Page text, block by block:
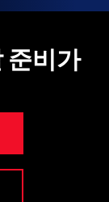
준비가